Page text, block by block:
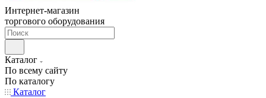
Интернет-магазин
торгового оборудования
Каталог
По всему сайту
По каталогу
Каталог